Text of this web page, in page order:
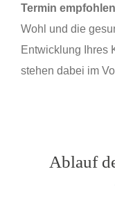
Termin
Wohl und die
Entwicklung Ihres
stehen dabei im
Ablauf